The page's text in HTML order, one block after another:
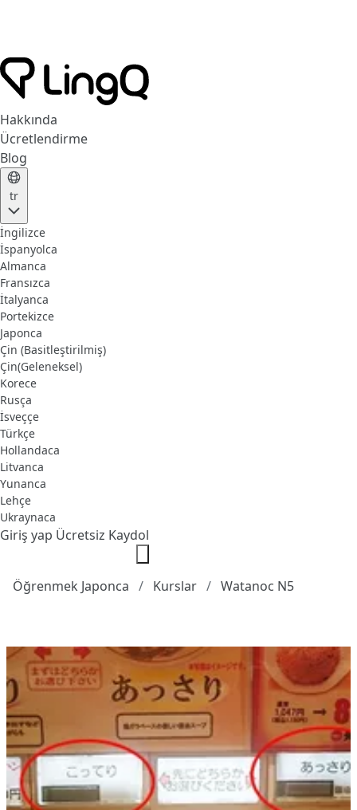
Hakkında
Ücretlendirme
Blog
tr
İngilizce
İspanyolca
Almanca
Fransızca
İtalyanca
Portekizce
Japonca
Çin (Basitleştirilmiş)
Çin(Geleneksel)
Korece
Rusça
İsveççe
Türkçe
Hollandaca
Litvanca
Yunanca
Lehçe
Ukraynaca
Giriş yap Ücretsiz Kaydol
Öğrenmek Japonca Kurslar Watanoc N5